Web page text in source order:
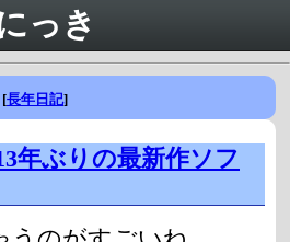
っき
[長年日記]
年ぶりの最新作ソフ